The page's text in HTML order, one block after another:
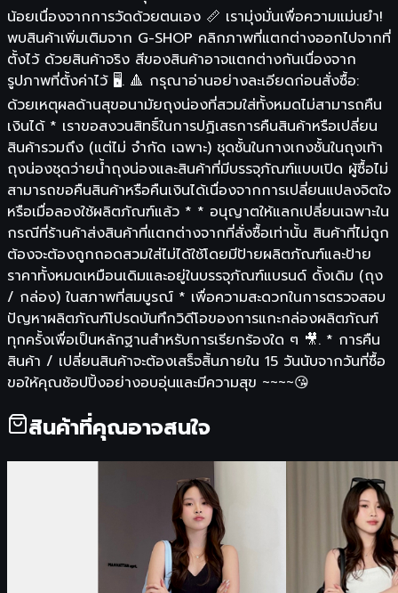
น้อยเนื่องจากการวัดด้วยตนเอง 📏 เรามุ่งมั่นเพื่อความแม่นยำ!
พบสินค้าเพิ่มเติมจาก G-SHOP คลิกภาพที่แตกต่างออกไปจากที่
ตั้งไว้ ด้วยสินค้าจริง สีของสินค้าอาจแตกต่างกันเนื่องจาก
รูปภาพที่ตั้งค่าไว้ 🖥️. 🔺 กรุณาอ่านอย่างละเอียดก่อนสั่งซื้อ:
ด้วยเหตุผลด้านสุขอนามัยถุงน่องที่สวมใส่ทั้งหมดไม่สามารถคืน
เงินได้ * เราขอสงวนสิทธิ์ในการปฏิเสธการคืนสินค้าหรือเปลี่ยน
สินค้ารวมถึง (แต่ไม่ จำกัด เฉพาะ) ชุดชั้นในกางเกงชั้นในถุงเท้า
ถุงน่องชุดว่ายน้ำถุงน่องและสินค้าที่มีบรรจุภัณฑ์แบบเปิด ผู้ซื้อไม่
สามารถขอคืนสินค้าหรือคืนเงินได้เนื่องจากการเปลี่ยนแปลงจิตใจ
หรือเมื่อลองใช้ผลิตภัณฑ์แล้ว * * อนุญาตให้แลกเปลี่ยนเฉพาะใน
กรณีที่ร้านค้าส่งสินค้าที่แตกต่างจากที่สั่งซื้อเท่านั้น สินค้าที่ไม่ถูก
ต้องจะต้องถูกถอดสวมใส่ไม่ได้ใช้โดยมีป้ายผลิตภัณฑ์และป้าย
ราคาทั้งหมดเหมือนเดิมและอยู่ในบรรจุภัณฑ์แบรนด์ ดั้งเดิม (ถุง
/ กล่อง) ในสภาพที่สมบูรณ์ * เพื่อความสะดวกในการตรวจสอบ
ปัญหาผลิตภัณฑ์โปรดบันทึกวิดีโอของการแกะกล่องผลิตภัณฑ์
ทุกครั้งเพื่อเป็นหลักฐานสำหรับการเรียกร้องใด ๆ 🎥. * การคืน
สินค้า / เปลี่ยนสินค้าจะต้องเสร็จสิ้นภายใน 15 วันนับจากวันที่ซื้อ
ขอให้คุณช้อปปิ้งอย่างอบอุ่นและมีความสุข ~~~~😘
สินค้าที่คุณอาจสนใจ